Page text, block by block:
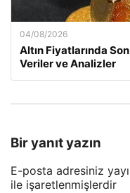
04/08/2026
Altın Fiyatlarında
Veriler ve Analizler
Bir yanıt yazın
E-posta adresiniz
ile işaretlenmişlerdir